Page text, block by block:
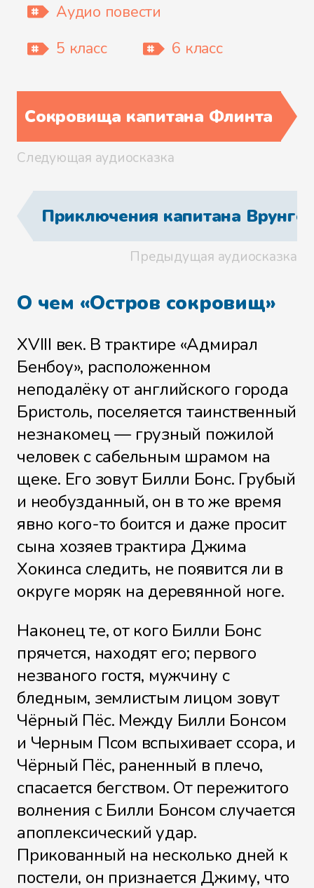
Файл 14
Файл 15
Файл 16
Файл 18
Файл 19
Файл 20
Файл 21
Файл 22
Файл 23
Файл 24
Файл 25
Аудио повести
5 класс
6 класс
Сокровища капитана Флинта
Следующая аудиосказка
Приключения капитана
Предыдущая аудиосказка
О чем «Остров сокровищ»
XVIII век. В трактире «Адмирал
Бенбоу», расположенном
неподалёку от английского города
Бристоль, поселяется таинственный
незнакомец — грузный пожилой
человек с сабельным шрамом на
щеке. Его зовут Билли Бонс. Грубый
и необузданный, он в то же время
явно кого-то боится и даже просит
сына хозяев трактира Джима
Хокинса следить, не появится ли в
округе моряк на деревянной ноге.
Наконец те, от кого Билли Бонс
прячется, находят его; первого
незваного гостя, мужчину с
бледным, землистым лицом зовут
Чёрный Пёс. Между Билли Бонсом
и Черным Псом вспыхивает ссора, и
Чёрный Пёс, раненный в плечо,
спасается бегством. От пережитого
волнения с Билли Бонсом случается
апоплексический удар.
Прикованный на несколько дней к
постели, он признается Джиму, что